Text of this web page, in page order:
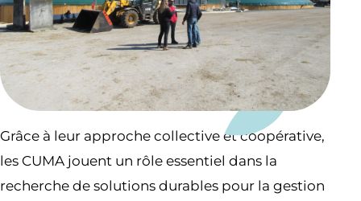
Grâce à leur approche collective et coopérative,
les CUMA jouent un rôle essentiel dans la
recherche de solutions durables pour la gestion